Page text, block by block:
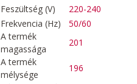
Feszültség (V)
220-240
Frekvencia (Hz)
50/60
A termék
magassága
201
A termék
mélysége
196